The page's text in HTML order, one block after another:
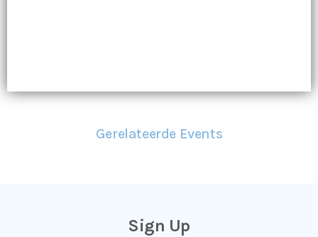
Gerelateerde Events
Sign Up